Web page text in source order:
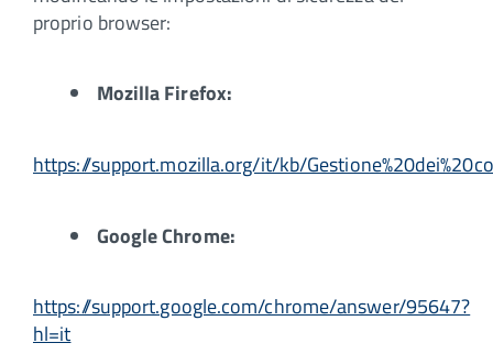
proprio browser:
Mozilla Firefox:
https://support.mozilla.org/it/kb/
Google Chrome:
https://support.google.com/chrome/answer/95647?
hl=it